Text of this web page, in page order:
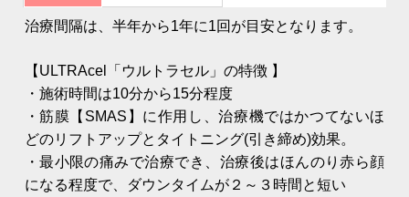
治療間隔は、半年から1年に1回が目安となります。
【ULTRAcel「ウルトラセル」の特徴 】
・施術時間は10分から15分程度
・筋膜【SMAS】に作用し、治療機ではかつてないほ
どのリフトアップとタイトニング(引き締め)効果。
・最小限の痛みで治療でき、治療後はほんのり赤ら顔
になる程度で、ダウンタイムが２～３時間と短い